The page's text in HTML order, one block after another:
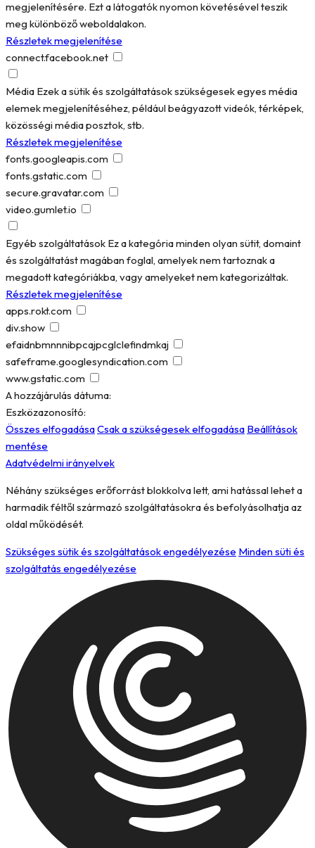
megjelenítésére. Ezt a látogatók nyomon követésével teszik
meg különböző weboldalakon.
Részletek megjelenítése
connect.facebook.net
Média Ezek a sütik és szolgáltatások szükségesek egyes média
elemek megjelenítéséhez, például beágyazott videók, térképek,
közösségi média posztok, stb.
Részletek megjelenítése
fonts.googleapis.com
fonts.gstatic.com
secure.gravatar.com
video.gumlet.io
Egyéb szolgáltatások Ez a kategória minden olyan sütit, domaint
és szolgáltatást magában foglal, amelyek nem tartoznak a
megadott kategóriákba, vagy amelyeket nem kategorizáltak.
Részletek megjelenítése
apps.rokt.com
div.show
efaidnbmnnnibpcajpcglclefindmkaj
safeframe.googlesyndication.com
www.gstatic.com
A hozzájárulás dátuma:
Eszközazonosító:
Összes elfogadásaCsak a szükségesek elfogadása Beállítások
mentése
Adatvédelmi irányelvek
Néhány szükséges erőforrást blokkolva lett, ami hatással lehet a
harmadik féltől származó szolgáltatásokra és befolyásolhatja az
oldal működését.
Szükséges sütik és szolgáltatások engedélyezése Minden süti és
szolgáltatás engedélyezése